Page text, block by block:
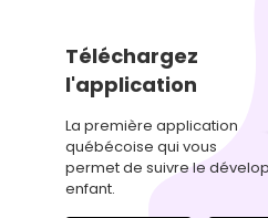
Téléchargez
l'application
La première application
québécoise qui vous
permet de suivre le
enfant.